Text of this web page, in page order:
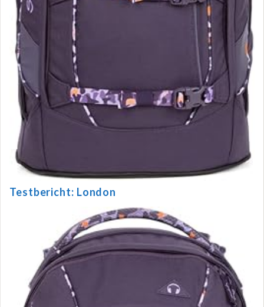
Testbericht: London